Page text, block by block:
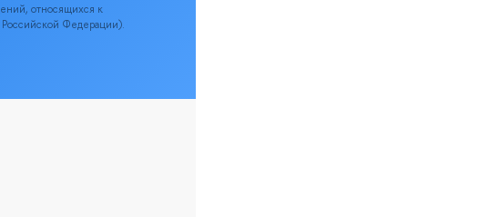
относящихся к
Российской Федерации).